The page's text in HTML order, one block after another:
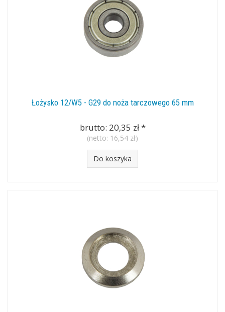
Łożysko 12/W5 - G29 do noża tarczowego 65 mm
brutto: 20,35 zł*
(netto: 16,54 zł)
Do koszyka